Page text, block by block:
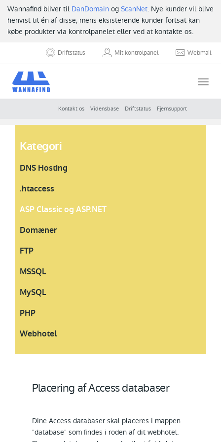
Wannafind bliver til DanDomain og ScanNet. Nye kunder vil blive
henvist til én af disse, mens eksisterende kunder fortsat kan
købe produkter via kontrolpanelet eller ved at kontakte os.
Driftstatus Mit kontrolpanel Webmail
Kontakt os Vidensbase Driftstatus Fjernsupport
Kategori
DNS Hosting
.htaccess
ASP Classic og ASP.NET
Domæner
FTP
MSSQL
MySQL
PHP
Webhotel
Placering af Access databaser
Dine Access databaser skal placeres i mappen
"database" som findes i roden af dit webhotel.